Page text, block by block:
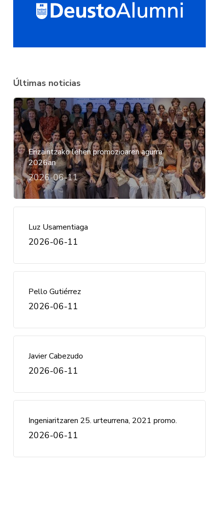
Últimas noticias
Erizaintzako lehen promozioaren agurra
2026an
2026-06-11
Luz Usamentiaga
2026-06-11
Pello Gutiérrez
2026-06-11
Javier Cabezudo
2026-06-11
Ingeniaritzaren 25. urteurrena, 2021 promo.
2026-06-11